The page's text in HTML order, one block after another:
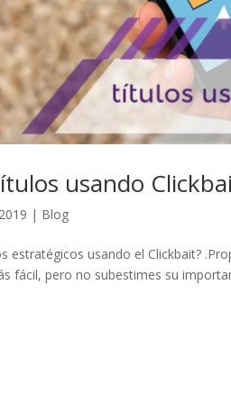
usando
| Blog
estratégicos usando el Clickbait?
fácil, pero no subestimes su